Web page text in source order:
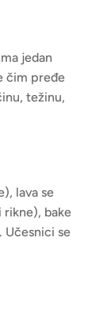
jedan
čim pređe
težinu,
lava se
rikne), bake
Učesnici se